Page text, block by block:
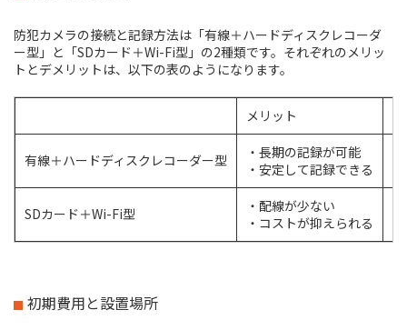
防犯カメラの接続と記録方法は「有線＋ハードディスクレコーダ
ー型」と「SDカード＋Wi-Fi型」の2種類です。それぞれのメリッ
トとデメリットは、以下の表のようになります。
メリット
有線＋ハードディスクレコーダー型
・長期の記録が可能
・安定して記録できる
SDカード＋Wi-Fi型
・配線が少ない
・コストが抑えられる
初期費用と設置場所